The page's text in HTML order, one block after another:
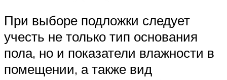
При выборе подложки следует
учесть не только тип основания
пола, но и показатели влажности в
помещении, а также вид